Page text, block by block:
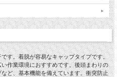
す。着脱が容易なキャップタイプです。
作業環境におすすめです。後頭まわりの
ど、基本機能を備えています。衝突防止